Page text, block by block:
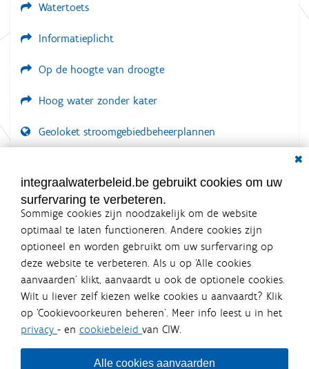
Watertoets
Informatieplicht
Op de hoogte van droogte
Hoog water zonder kater
Geoloket stroomgebiedbeheerplannen
LOGIN VEREIST
integraalwaterbeleid.be gebruikt cookies om uw
surfervaring te verbeteren.
Sommige cookies zijn noodzakelijk om de website
optimaal te laten functioneren. Andere cookies zijn
optioneel en worden gebruikt om uw surfervaring op
deze website te verbeteren. Als u op ‘Alle cookies
aanvaarden’ klikt, aanvaardt u ook de optionele cookies.
Wilt u liever zelf kiezen welke cookies u aanvaardt? Klik
op ‘Cookievoorkeuren beheren’. Meer info leest u in het
privacy - en cookiebeleid van CIW.
Alle cookies aanvaarden
Integraalwaterbeleid.be is een
officiële website van de Vlaamse
overheid
uitgegeven door Coördinatiecommissie Integraal
Waterbeleid
De Coördinatiecommissie Integraal Waterbeleid (CIW) is een
bestuursniveaus die bij het waterbeleid betrokken zijn. Ook